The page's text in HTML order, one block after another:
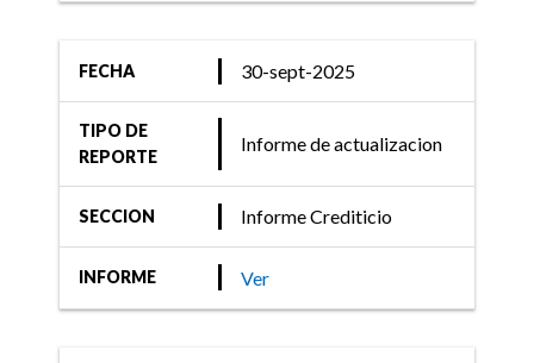
FECHA 30-sept-2025
TIPO DE
REPORTE
Informe de actualizacion
SECCION Informe Crediticio
INFORME Ver